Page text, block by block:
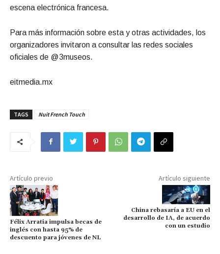
escena electrónica francesa.
Para más información sobre esta y otras actividades, los
organizadores invitaron a consultar las redes sociales
oficiales de @3museos.
eitmedia.mx
TAGS Nuit French Touch
Artículo previo
Félix Arratia impulsa becas de
inglés con hasta 95% de
descuento para jóvenes de NL
Artículo siguiente
China rebasaría a EU en el
desarrollo de IA, de acuerdo
con un estudio